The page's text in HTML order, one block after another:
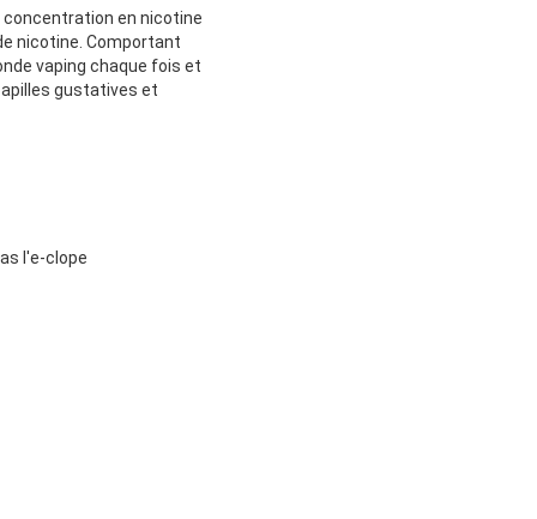
concentration en nicotine
nicotine. Comportant
vaping chaque fois et
gustatives et
l'e-clope